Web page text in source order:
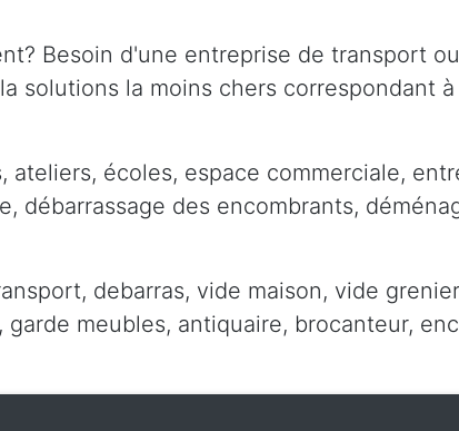
Besoin d'une entreprise de transport
solutions la moins chers correspondant
ateliers, écoles, espace commerciale,
débarrassage des encombrants,
debarras, vide maison, vide
meubles, antiquaire, brocanteur,